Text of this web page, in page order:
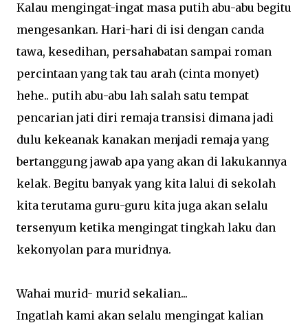
Kalau mengingat-ingat masa putih abu-abu begitu
mengesankan. Hari-hari di isi dengan canda
tawa, kesedihan, persahabatan sampai roman
percintaan yang tak tau arah (cinta monyet)
hehe.. putih abu-abu lah salah satu tempat
pencarian jati diri remaja transisi dimana jadi
dulu kekeanak kanakan menjadi remaja yang
bertanggung jawab apa yang akan di lakukannya
kelak. Begitu banyak yang kita lalui di sekolah
kita terutama guru-guru kita juga akan selalu
tersenyum ketika mengingat tingkah laku dan
kekonyolan para muridnya.
Wahai murid- murid sekalian...
Ingatlah kami akan selalu mengingat kalian